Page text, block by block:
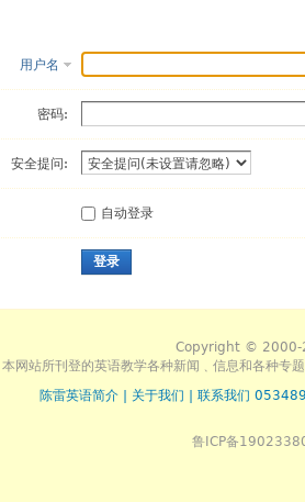
用户名
密码:
安全提问:
自动登录
登录
Copyright © 2000-
本网站所刊登的英语教学各种新闻﹑信息和各种专
陈雷英语简介
关于我们 联系我们
鲁ICP备